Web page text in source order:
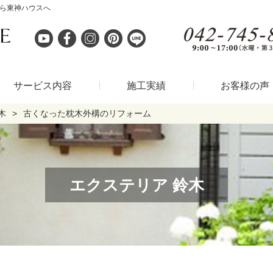
東神ハウスへ
サービス内容 施工実績 お客様の声
古くなった枕木外構のリフォーム
エクステリア 鈴木